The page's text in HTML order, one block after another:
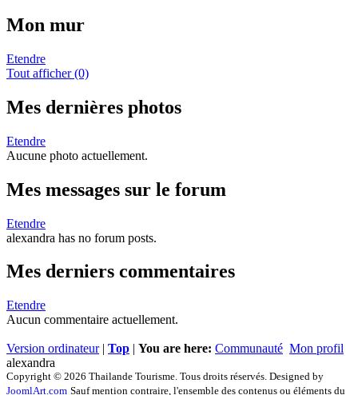
Mon mur
Etendre
Tout afficher (0)
Mes dernières photos
Etendre
Aucune photo actuellement.
Mes messages sur le forum
Etendre
alexandra has no forum posts.
Mes derniers commentaires
Etendre
Aucun commentaire actuellement.
Version ordinateur| Top | You are here: Communauté Mon profil
alexandra
Copyright © 2026 Thailande Tourisme. Tous droits réservés. Designed by
JoomlArt.com Sauf mention contraire, l'ensemble des contenus ou éléments du